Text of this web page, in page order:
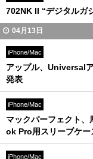
702NK II “デジ
04月13日
iPhone/Mac
アップル、Universal
発表
iPhone/Mac
マックパーフェクト
ok Pro用スリーブケー
iPhone/Mac